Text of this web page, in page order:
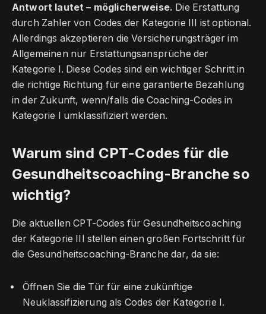
Antwort lautet – möglicherweise. Die Erstattung
durch Zahler von Codes der Kategorie III ist optional.
Allerdings akzeptieren die Versicherungsträger im
Allgemeinen nur Erstattungsansprüche der
Kategorie I. Diese Codes sind ein wichtiger Schritt in
die richtige Richtung für eine garantierte Bezahlung
in der Zukunft, wenn/falls die Coaching-Codes in
Kategorie I umklassifiziert werden.
Warum sind CPT-Codes für die
Gesundheitscoaching-Branche so
wichtig?
Die aktuellen CPT-Codes für Gesundheitscoaching
der Kategorie III stellen einen großen Fortschritt für
die Gesundheitscoaching-Branche dar, da sie:
Öffnen Sie die Tür für eine zukünftige
Neuklassifizierung als Codes der Kategorie I.